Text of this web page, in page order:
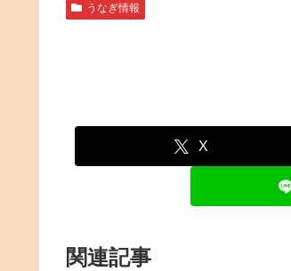
うなぎ情報
X
関連記事